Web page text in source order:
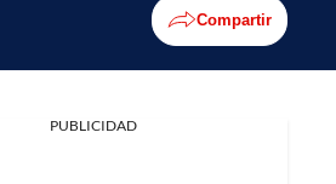
Compartir
PUBLICIDAD